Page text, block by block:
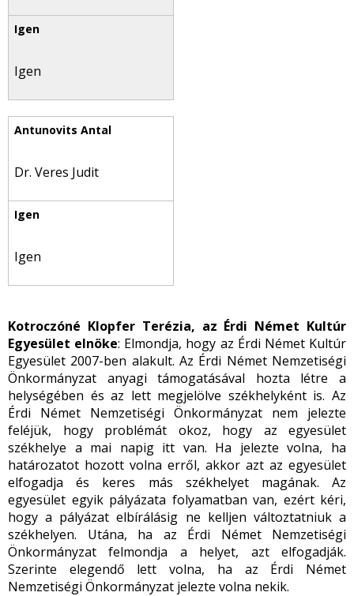
Igen
Dr. Veres Judit
Igen
Kotroczóné Klopfer Terézia, az Érdi Német Kultúr
Egyesület elnöke: Elmondja, hogy az Érdi Német Kultúr
Egyesület 2007-ben alakult. Az Érdi Német Nemzetiségi
Önkormányzat anyagi támogatásával hozta létre a
helységében és az lett megjelölve székhelyként is. Az
Érdi Német Nemzetiségi Önkormányzat nem jelezte
feléjük, hogy problémát okoz, hogy az egyesület
székhelye a mai napig itt van. Ha jelezte volna, ha
határozatot hozott volna erről, akkor azt az egyesület
elfogadja és keres más székhelyet magának. Az
egyesület egyik pályázata folyamatban van, ezért kéri,
hogy a pályázat elbírálásig ne kelljen változtatniuk a
székhelyen. Utána, ha az Érdi Német Nemzetiségi
Önkormányzat felmondja a helyet, azt elfogadják.
Szerinte elegendő lett volna, ha az Érdi Német
Nemzetiségi Önkormányzat jelezte volna nekik.